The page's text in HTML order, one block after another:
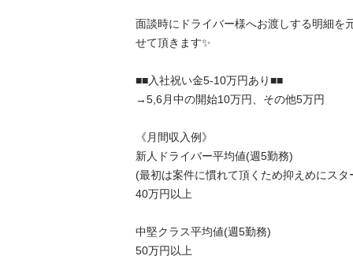
面談時にドライバー様へお渡しする明細を
せて頂きます✨
■■入社祝い金5-10万円あり■■
→5,6月中の開始10万円、その他5万円
《月間収入例》
新人ドライバー平均値(週5勤務)
(最初は案件に慣れて頂くため抑えめにスタ
40万円以上
中堅クラス平均値(週5勤務)
50万円以上